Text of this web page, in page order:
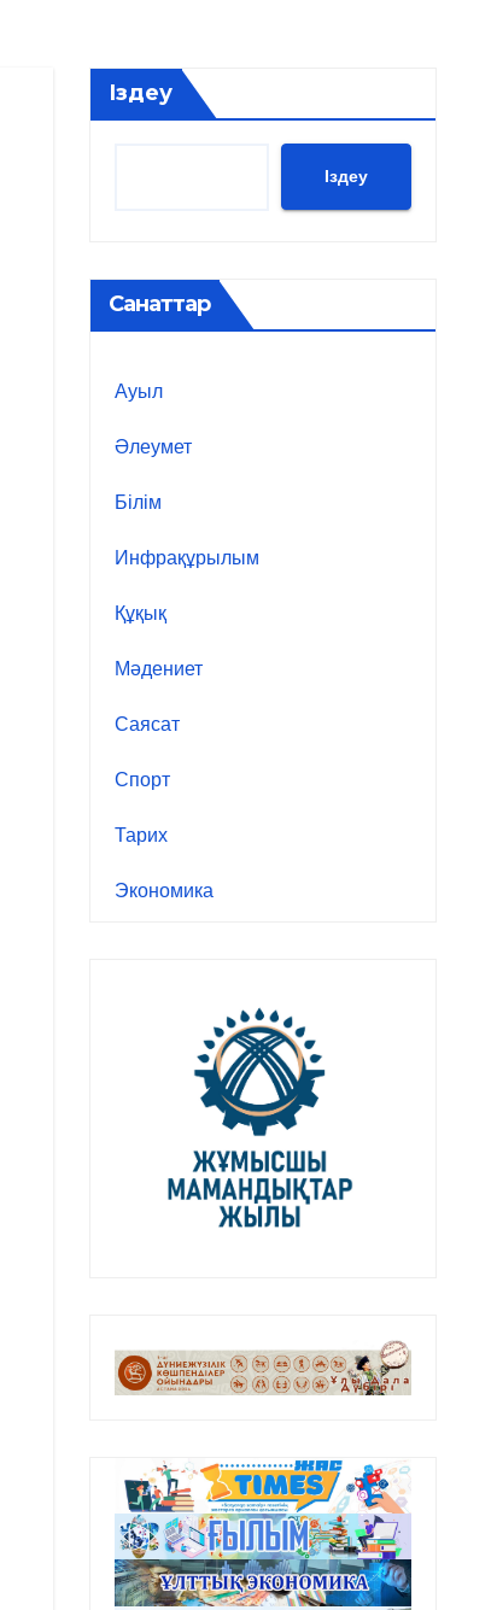
Іздеу
Іздеу
Санаттар
Ауыл
Әлеумет
Білім
Инфрақұрылым
Құқық
Мәдениет
Саясат
Спорт
Тарих
Экономика